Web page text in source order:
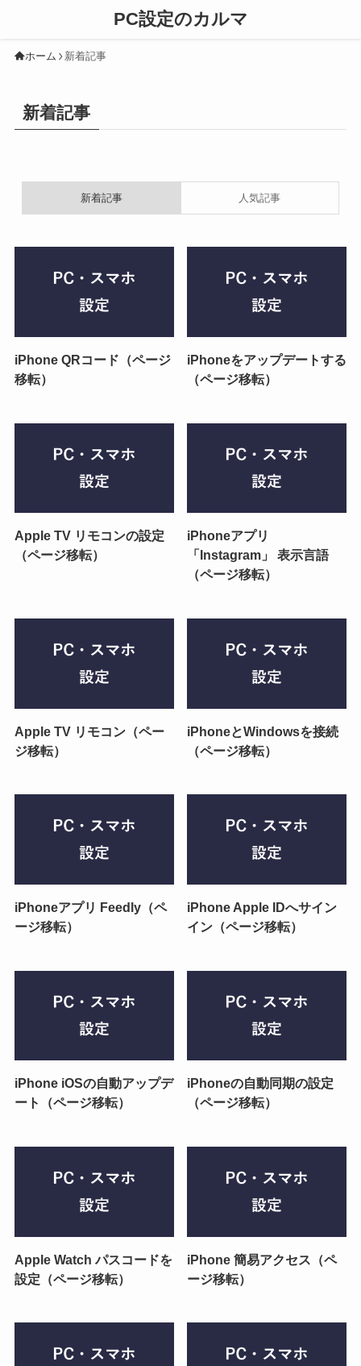
PC設定のカルマ
ホーム 新着記事
新着記事
新着記事 人気記事
iPhone QRコード（ページ
移転）
iPhoneをアップデートする
（ページ移転）
Apple TV リモコンの設定
（ページ移転）
iPhoneアプリ
「Instagram」 表示言語
（ページ移転）
Apple TV リモコン（ペー
ジ移転）
iPhoneとWindowsを接続
（ページ移転）
iPhoneアプリ Feedly（ペ
ージ移転）
iPhone Apple IDへサイン
イン（ページ移転）
iPhone iOSの自動アップデ
ート（ページ移転）
iPhoneの自動同期の設定
（ページ移転）
Apple Watch パスコードを
設定（ページ移転）
iPhone 簡易アクセス（ペ
ージ移転）